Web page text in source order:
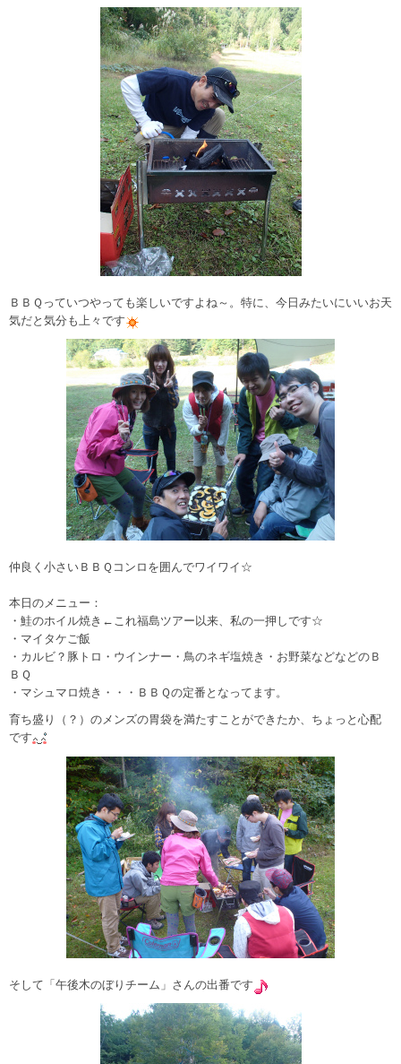
ＢＢＱっていつやっても楽しいですよね～。特に、今日みたいにいいお天
気だと気分も上々です
仲良く小さいＢＢＱコンロを囲んでワイワイ☆
本日のメニュー：
・鮭のホイル焼き←これ福島ツアー以来、私の一押しです☆
・マイタケご飯
・カルビ？豚トロ・ウインナー・鳥のネギ塩焼き・お野菜などなどのＢ
ＢＱ
・マシュマロ焼き・・・ＢＢＱの定番となってます。
育ち盛り（？）のメンズの胃袋を満たすことができたか、ちょっと心配
です
そして「午後木のぼりチーム」さんの出番です